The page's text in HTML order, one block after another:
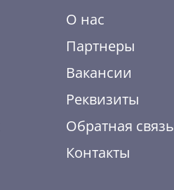
О нас
Партнеры
Вакансии
Реквизиты
Обратная связь
Контакты